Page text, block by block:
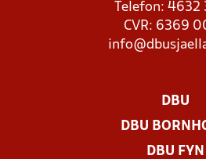
Telefon: 4632
CVR: 6369
DBU
DBU
DBU FYN